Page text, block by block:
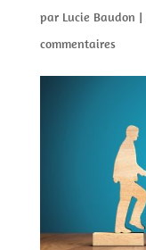
par Lucie Baudon |
commentaires